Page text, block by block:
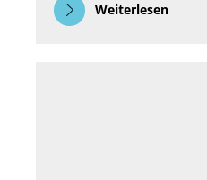
Weiterlesen